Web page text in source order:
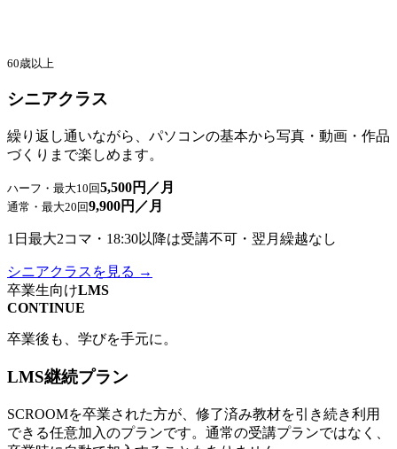
60歳以上
シニアクラス
繰り返し通いながら、パソコンの基本から写真・動画・作品
づくりまで楽しめます。
ハーフ・最大10回5,500円／月
通常・最大20回9,900円／月
1日最大2コマ・18:30以降は受講不可・翌月繰越なし
シニアクラスを見る →
卒業生向けLMS
CONTINUE
卒業後も、学びを手元に。
LMS継続プラン
SCROOMを卒業された方が、修了済み教材を引き続き利用
できる任意加入のプランです。通常の受講プランではなく、